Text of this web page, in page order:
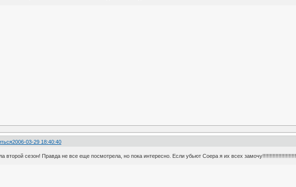
2006-03-29 18:40:40
второй сезон! Правда не все еще посмотрела, но пока интересно. Если убьют Соера я их всех